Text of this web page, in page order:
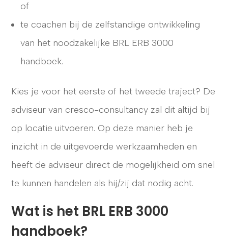
of
te coachen bij de zelfstandige ontwikkeling
van het noodzakelijke BRL ERB 3000
handboek.
Kies je voor het eerste of het tweede traject? De
adviseur van cresco-consultancy zal dit altijd bij
op locatie uitvoeren. Op deze manier heb je
inzicht in de uitgevoerde werkzaamheden en
heeft de adviseur direct de mogelijkheid om snel
te kunnen handelen als hij/zij dat nodig acht.
Wat is het BRL ERB 3000
handboek?